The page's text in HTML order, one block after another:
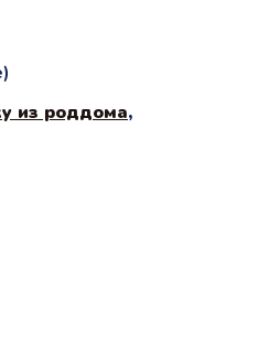
из роддома,